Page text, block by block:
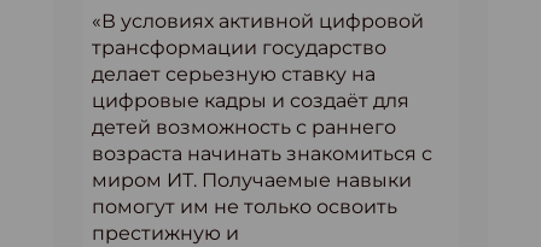
«В условиях активной цифровой
трансформации государство
делает серьезную ставку на
цифровые кадры и создаёт для
детей возможность с раннего
возраста начинать знакомиться с
миром ИТ. Получаемые навыки
помогут им не только освоить
престижную и